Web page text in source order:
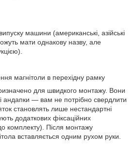
машини (американські, азійські
мати однакову назву, але
магнітоли в перехідну рамку
для швидкого монтажу. Вони
андапки — вам не потрібно свердлити
становлять лише нестандартні
додаткових фіксаційних
комплекту). Після монтажу
вставляється одним рухом руки.